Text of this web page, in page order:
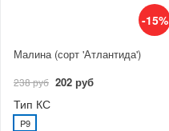
-15%
Малина (сорт 'Атлантида')
238 руб 202 руб
Тип КС
P9